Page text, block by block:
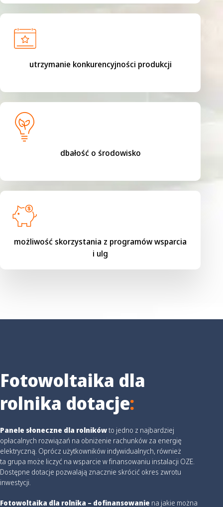
utrzymanie konkurencyjności produkcji
dbałość o środowisko
możliwość skorzystania z programów wsparcia
i ulg
Fotowoltaika dla
rolnika dotacje:
Panele słoneczne dla rolnikówto jedno z najbardziej
opłacalnych rozwiązań na obniżenie rachunków za energię
elektryczną. Oprócz użytkowników indywidualnych, również
ta grupa może liczyć na wsparcie w finansowaniu instalacji OZE.
Dostępne dotacje pozwalają znacznie skrócić okres zwrotu
inwestycji.
Fotowoltaika dla rolnika – dofinansowanie na jakie można